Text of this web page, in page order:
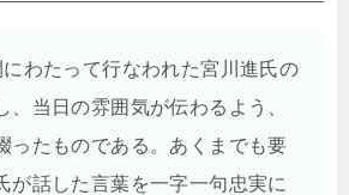
わたって行なわれた宮川進氏の
、当日の雰囲気が伝わるよう、
ったものである。あくまでも要
が話した言葉を一字一句忠実に